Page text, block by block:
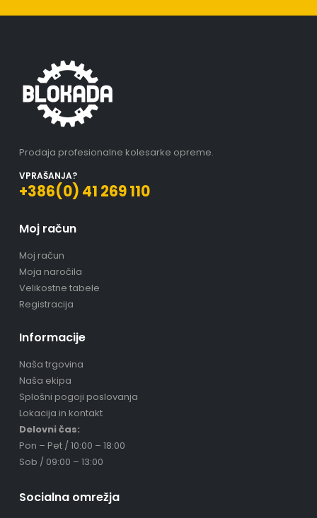
Prodaja profesionalne kolesarke opreme.
VPRAŠANJA?
+386(0) 41 269 110
Moj račun
Moj račun
Moja naročila
Velikostne tabele
Registracija
Informacije
Naša trgovina
Naša ekipa
Splošni pogoji poslovanja
Lokacija in kontakt
Delovni čas:
Pon – Pet / 10:00 – 18:00
Sob / 09:00 – 13:00
Socialna omrežja